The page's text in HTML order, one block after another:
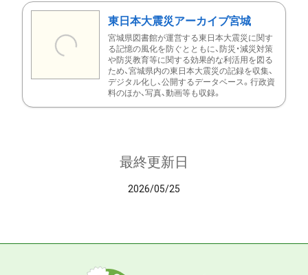
東日本大震災アーカイブ宮城
宮城県図書館が運営する東日本大震災に関す
る記憶の風化を防ぐとともに、防災・減災対策
や防災教育等に関する効果的な利活用を図る
ため、宮城県内の東日本大震災の記録を収集、
デジタル化し、公開するデータベース。行政資
料のほか、写真、動画等も収録。
最終更新日
2026/05/25